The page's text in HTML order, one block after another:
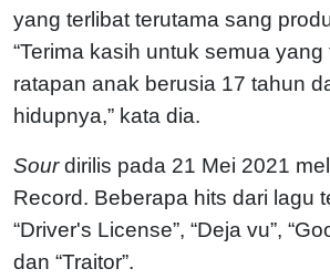
yang terlibat terutama sang
“Terima kasih untuk semua
ratapan anak berusia 17 tahun
hidupnya,” kata dia.
Sourdirilis pada 21 Mei 2021
Record. Beberapa hits dari lagu
“Driver's License”, “Deja vu”,
dan “Traitor”.